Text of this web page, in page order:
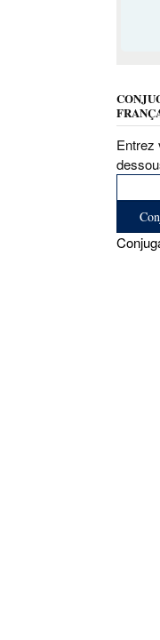
Entrez